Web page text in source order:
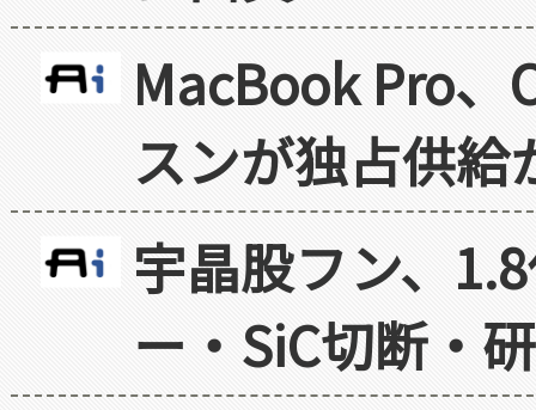
MacBook Pro
スンが独占供給
宇晶股フン、
ー・SiC切断・